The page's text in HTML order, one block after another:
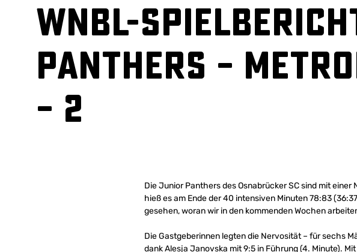
WNBL-
Panthers –
– 2
Die Junior Panthers des Osnabrücker SC sind mit
hieß es am Ende der 40 intensiven Minuten 78:83
gesehen, woran wir in den kommenden Wochen
Die Gastgeberinnen legten die Nervosität – für sechs
dank Alesja Janovska mit 9:5 in Führung (4. Minute).